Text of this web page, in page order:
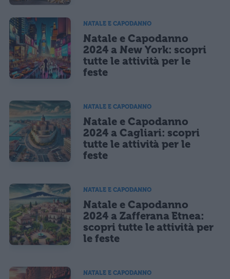
NATALE E CAPODANNO
Natale e Capodanno
2024 a New York: scopri
tutte le attività per le
feste
NATALE E CAPODANNO
Natale e Capodanno
2024 a Cagliari: scopri
tutte le attività per le
feste
NATALE E CAPODANNO
Natale e Capodanno
2024 a Zafferana Etnea:
scopri tutte le attività per
le feste
NATALE E CAPODANNO